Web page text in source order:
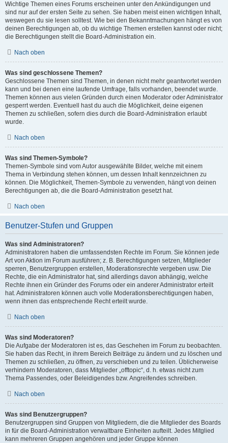
Wichtige Themen eines Forums erscheinen unter den Ankündigungen und
sind nur auf der ersten Seite zu sehen. Sie haben meist einen wichtigen Inhalt,
weswegen du sie lesen solltest. Wie bei den Bekanntmachungen hängt es von
deinen Berechtigungen ab, ob du wichtige Themen erstellen kannst oder nicht;
die Berechtigungen stellt die Board-Administration ein.
Nach oben
Was sind geschlossene Themen?
Geschlossene Themen sind Themen, in denen nicht mehr geantwortet werden
kann und bei denen eine laufende Umfrage, falls vorhanden, beendet wurde.
Themen können aus vielen Gründen durch einen Moderator oder Administrator
gesperrt werden. Eventuell hast du auch die Möglichkeit, deine eigenen
Themen zu schließen, sofern dies durch die Board-Administration erlaubt
wurde.
Nach oben
Was sind Themen-Symbole?
Themen-Symbole sind vom Autor ausgewählte Bilder, welche mit einem
Thema in Verbindung stehen können, um dessen Inhalt kennzeichnen zu
können. Die Möglichkeit, Themen-Symbole zu verwenden, hängt von deinen
Berechtigungen ab, die die Board-Administration gesetzt hat.
Nach oben
Benutzer-Stufen und Gruppen
Was sind Administratoren?
Administratoren haben die umfassendsten Rechte im Forum. Sie können jede
Art von Aktion im Forum ausführen; z. B. Berechtigungen setzen, Mitglieder
sperren, Benutzergruppen erstellen, Moderationsrechte vergeben usw. Die
Rechte, die ein Administrator hat, sind allerdings davon abhängig, welche
Rechte ihnen ein Gründer des Forums oder ein anderer Administrator erteilt
hat. Administratoren können auch volle Moderationsberechtigungen haben,
wenn ihnen das entsprechende Recht erteilt wurde.
Nach oben
Was sind Moderatoren?
Die Aufgabe der Moderatoren ist es, das Geschehen im Forum zu beobachten.
Sie haben das Recht, in ihrem Bereich Beiträge zu ändern und zu löschen und
Themen zu schließen, zu öffnen, zu verschieben und zu teilen. Üblicherweise
verhindern Moderatoren, dass Mitglieder „offtopic“, d. h. etwas nicht zum
Thema Passendes, oder Beleidigendes bzw. Angreifendes schreiben.
Nach oben
Was sind Benutzergruppen?
Benutzergruppen sind Gruppen von Mitgliedern, die die Mitglieder des Boards
in für die Board-Administration verwaltbare Einheiten aufteilt. Jedes Mitglied
kann mehreren Gruppen angehören und jeder Gruppe können